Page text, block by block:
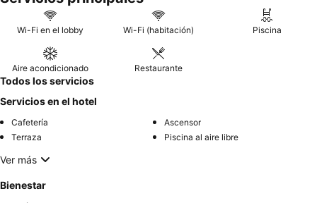
Wi-Fi en el lobby Wi-Fi (habitación) Piscina
Aire acondicionado Restaurante
Todos los servicios
Servicios en el hotel
Cafetería
Ascensor
Terraza
Piscina al aire libre
Ver más
Bienestar